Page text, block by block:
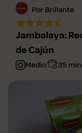
Por Brillante
Jambalaya:
de Cajún
Medio 35